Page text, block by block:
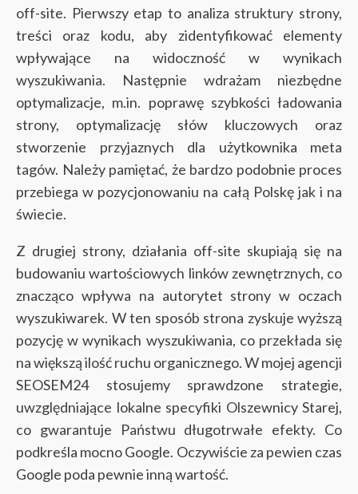
off-site. Pierwszy etap to analiza struktury strony,
treści oraz kodu, aby zidentyfikować elementy
wpływające na widoczność w wynikach
wyszukiwania. Następnie wdrażam niezbędne
optymalizacje, m.in. poprawę szybkości ładowania
strony, optymalizację słów kluczowych oraz
stworzenie przyjaznych dla użytkownika meta
tagów. Należy pamiętać, że bardzo podobnie proces
przebiega w pozycjonowaniu na całą Polskę jak i na
świecie.
Z drugiej strony, działania off-site skupiają się na
budowaniu wartościowych linków zewnętrznych, co
znacząco wpływa na autorytet strony w oczach
wyszukiwarek. W ten sposób strona zyskuje wyższą
pozycję w wynikach wyszukiwania, co przekłada się
na większą ilość ruchu organicznego. W mojej agencji
SEOSEM24 stosujemy sprawdzone strategie,
uwzględniające lokalne specyfiki Olszewnicy Starej,
co gwarantuje Państwu długotrwałe efekty. Co
podkreśla mocno Google. Oczywiście za pewien czas
Google poda pewnie inną wartość.